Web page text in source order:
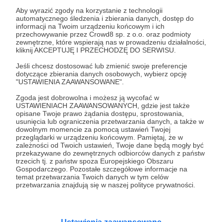
Aby wyrazić zgody na korzystanie z technologii
automatycznego śledzenia i zbierania danych, dostęp do
informacji na Twoim urządzeniu końcowym i ich
przechowywanie przez Crowd8 sp. z o.o. oraz podmioty
zewnętrzne, które wspierają nas w prowadzeniu działalności,
kliknij AKCEPTUJĘ I PRZECHODZĘ DO SERWISU.
Jeśli chcesz dostosować lub zmienić swoje preferencje
dotyczące zbierania danych osobowych, wybierz opcję
"USTAWIENIA ZAAWANSOWANE".
Zgoda jest dobrowolna i możesz ją wycofać w
USTAWIENIACH ZAAWANSOWANYCH, gdzie jest także
opisane Twoje prawo żądania dostępu, sprostowania,
usunięcia lub ograniczenia przetwarzania danych, a także w
dowolnym momencie za pomocą ustawień Twojej
przeglądarki w urządzeniu końcowym. Pamiętaj, że w
zależności od Twoich ustawień, Twoje dane będą mogły być
przekazywane do zewnętrznych odbiorców danych z państw
trzecich tj. z państw spoza Europejskiego Obszaru
Gospodarczego. Pozostałe szczegółowe informacje na
temat przetwarzania Twoich danych w tym celów
przetwarzania znajdują się w naszej polityce prywatności.
Misja i Model Finansowania
Wierzę, że rzetelna wiedza o tym, jak odzyskać
sprawność po diagnozie PZT, OZT czy cukrzycy
Projekcie Trzustka stosuję jasne zasady:
Wiedza dla pacjentów pozostanie
bezpłatna na zawsze.Wszystkie
opracowane przeze mnie poradniki,
protokoły i strategie udostępniam publicznie
bez żadnych opłat. To moja nadrzędna misja.
Finansowanie rozwoju.Obecnie projekt
finansuję samodzielnie. Jeśli jednak uznasz,
że to, co robię, niesie realną wartość, możesz
dobrowolnie dołączyć do grona osób
wspierających rozwój tego miejsca.
Rozwiń opis
Cele
Fundament i Niezależność
500 zł
miesięcznie
500 zł
brakuje
mnie najważniejszy kamień milowy